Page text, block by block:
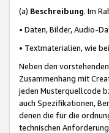
(a) Beschreibung. Im
• Daten, Bilder, Audio-
• Textmaterialien, wie
Neben den
Zusammenhang mit
jeden Musterquellcode
auch Spezifikationen,
denen die für die
technischen